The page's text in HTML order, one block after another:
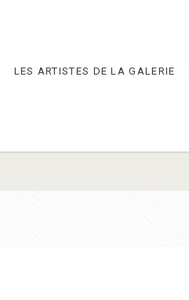
LES ARTISTES DE LA GALERIE